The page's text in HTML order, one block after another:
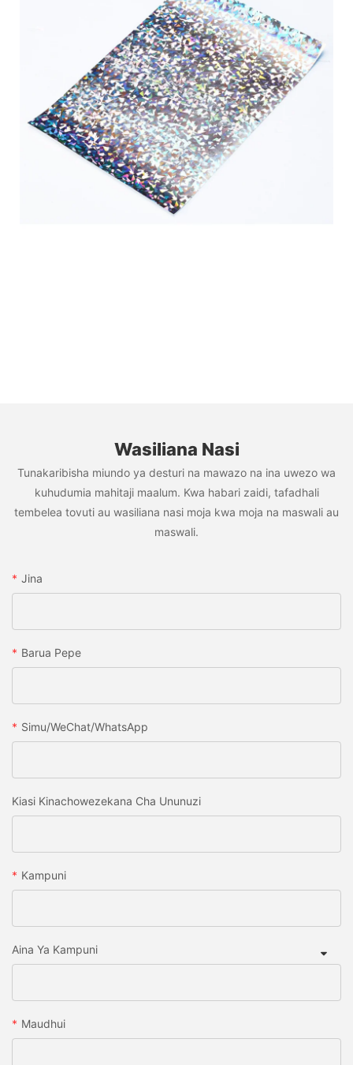
Wasiliana Nasi
Tunakaribisha miundo ya desturi na mawazo na ina uwezo wa
kuhudumia mahitaji maalum. Kwa habari zaidi, tafadhali
tembelea tovuti au wasiliana nasi moja kwa moja na maswali au
maswali.
Jina
Barua Pepe
Simu/WeChat/WhatsApp
Kiasi Kinachowezekana Cha Ununuzi
Kampuni
Aina Ya Kampuni
Maudhui